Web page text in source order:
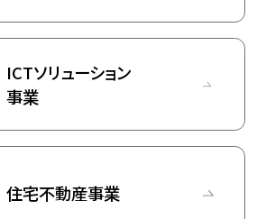
ICTソリューション
事業
住宅不動産事業